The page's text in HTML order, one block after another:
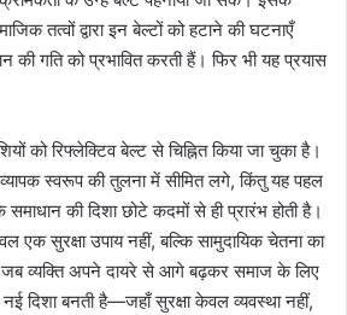
तत्वों द्वारा इन बेल्टों को हटाने की घटनाएँ
गति को प्रभावित करती हैं। फिर भी यह प्रयास
को रिफ्लेक्टिव बेल्ट से चिह्नित किया जा चुका है।
स्वरूप की तुलना में सीमित लगे, किंतु यह पहल
की दिशा छोटे कदमों से ही प्रारंभ होती है।
एक सुरक्षा उपाय नहीं, बल्कि सामुदायिक चेतना का
जब व्यक्ति अपने दायरे से आगे बढ़कर समाज के लिए
दिशा बनती है—जहाँ सुरक्षा केवल व्यवस्था नहीं,